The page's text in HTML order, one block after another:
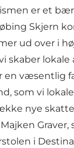
er et
Skjern
ud over i
skaber lokale
en væsentlig
som vi
nye
i